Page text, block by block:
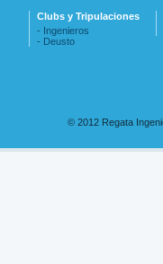
Clubs y Tripulaciones
- Ingenieros
- Deusto
© 2012 Regata